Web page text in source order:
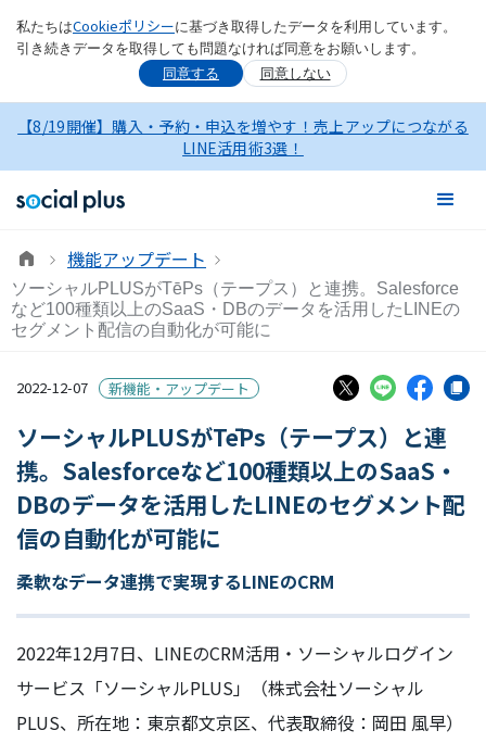
私たちはCookieポリシーに基づき取得したデータを利用しています。
引き続きデータを取得しても問題なければ同意をお願いします。
同意する
同意しない
【8/19開催】購入・予約・申込を増やす！売上アップにつながる
LINE活用術3選！
機能アップデート
ソーシャルPLUSがTēPs（テープス）と連携。Salesforce
など100種類以上のSaaS・DBのデータを活用したLINEの
セグメント配信の自動化が可能に
2022-12-07 新機能・アップデート
ソーシャルPLUSがTēPs（テープス）と連
携。Salesforceなど100種類以上のSaaS・
DBのデータを活用したLINEのセグメント配
信の自動化が可能に
柔軟なデータ連携で実現するLINEのCRM
2022年12月7日、LINEのCRM活用・ソーシャルログイン
サービス「ソーシャルPLUS」（株式会社ソーシャル
PLUS、所在地：東京都文京区、代表取締役：岡田 風早）